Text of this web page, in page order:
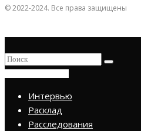
© 2022-2024. Все права защищены
Интервью
Расклад
Расследования